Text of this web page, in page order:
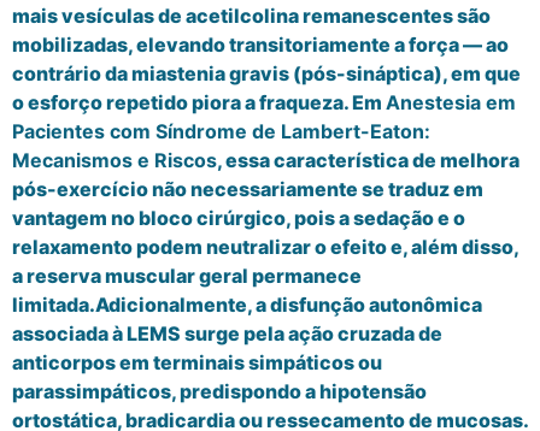
mais vesículas de acetilcolina remanescentes são
mobilizadas, elevando transitoriamente a força — ao
contrário da miastenia gravis (pós-sináptica), em que
o esforço repetido piora a fraqueza. Em Anestesia em
Pacientes com Síndrome de Lambert-Eaton:
Mecanismos e Riscos, essa característica de melhora
pós-exercício não necessariamente se traduz em
vantagem no bloco cirúrgico, pois a sedação e o
relaxamento podem neutralizar o efeito e, além disso,
a reserva muscular geral permanece
limitada.Adicionalmente, a disfunção autonômica
associada à LEMS surge pela ação cruzada de
anticorpos em terminais simpáticos ou
parassimpáticos, predispondo a hipotensão
ortostática, bradicardia ou ressecamento de mucosas.